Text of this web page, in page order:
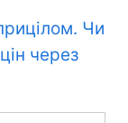
Чи
через